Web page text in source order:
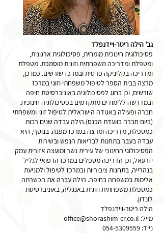
גב' הילה ריטר-ויידנפלד
פסיכולוגית חינוכית מומחית, פסיכולוגית ארגונית,
ומטפלת ומדריכה משפחתית וזוגית מוסמכת. מטפלת
ומדריכה בקליניקה פרטית ובמרכז שורשים. כמו כן,
מרצה בבית הספר לטיפול משפחתי וזוגי במרכז
שורשים, וכן בחוג לפסיכולוגיה באוניברסיטת חיפה
ובמדרשה ללימודים מתקדמים בפסיכולוגיה חינוכית.
חברה ופעילה באגודה הישראלית לטיפול זוגי ומשפחתי
(כיום חברה בוועדת הכנס).הילה עבדה שנים רבות
כמטפלת, מדריכה ומרצה במרכז מפנה. בנוסף, היא
עבדה בעבר בתחנות לבריאות הנפש ובשירות
הפסיכולוגי החינוכי של עירית נשר ומועצה אזורית עמק
יזרעאל, וכן הדריכה מטפלים במרכז הרפואי לגליל
בנהרייה, בתחנות ציבוריות ובמרכז לטיפול ולמניעת
אלימות במשפחה בחיפה. הילה עברה את הכשרתה
כמטפלת משפחתית וזוגית באנגליה, באוניברסיטת
לונדון.
הילה ריטר-ויידנפלד
מייל: office@shorashim-cr.co.il
נייד: 054-5309559